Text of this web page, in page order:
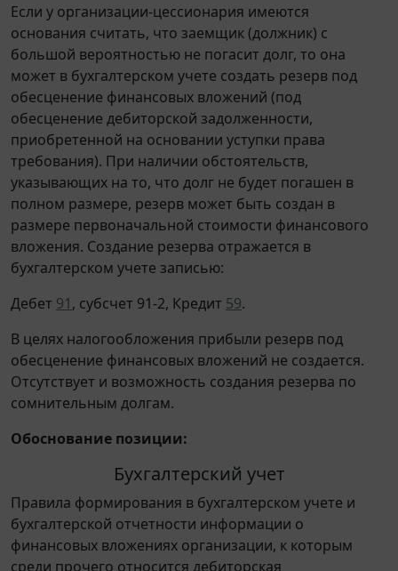
Если у организации-цессионария имеются
основания считать, что заемщик (должник) с
большой вероятностью не погасит долг, то она
может в бухгалтерском учете создать резерв под
обесценение финансовых вложений (под
обесценение дебиторской задолженности,
приобретенной на основании уступки права
требования). При наличии обстоятельств,
указывающих на то, что долг не будет погашен в
полном размере, резерв может быть создан в
размере первоначальной стоимости финансового
вложения. Создание резерва отражается в
бухгалтерском учете записью:
Дебет 91, субсчет 91-2, Кредит 59.
В целях налогообложения прибыли резерв под
обесценение финансовых вложений не создается.
Отсутствует и возможность создания резерва по
сомнительным долгам.
Обоснование позиции:
Бухгалтерский учет
Правила формирования в бухгалтерском учете и
бухгалтерской отчетности информации о
финансовых вложениях организации, к которым
среди прочего относится дебиторская